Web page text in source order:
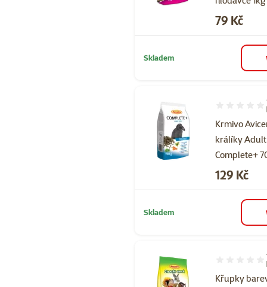
Cena
79 Kč
Skladem
Krmivo
králíky Adult
Complete+
Hodnocení
Cena
129 Kč
Skladem
Křupky
Hodnocení